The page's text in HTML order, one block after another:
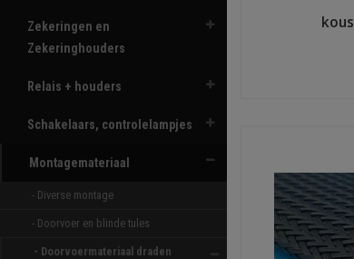
Zekeringen en
Zekeringhouders
Relais + houders
Schakelaars, controlelampjes
Montagemateriaal
- Diverse montage
- Doorvoer en blinde tules
- Doorvoermateriaal draden